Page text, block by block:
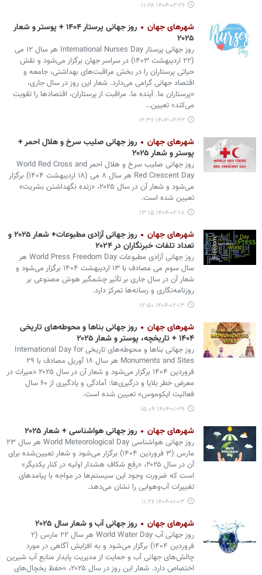
۱۴۰۴-۰۲-۲۶ ۱۱:۲۸
شهرهای جهان
روز جهانی پرستار ۱۴۰۴ + پوستر و شعار
۲۰۲۵
روز جهانی پرستار International Nurses Day هر سال ۱۲ می
(۲۲ اردیبهشت ۱۴۰۳) در سراسر جهان برگزار می‌شود و نقش‌
حیاتی پرستاران را در بخش مراقبت‌های بهداشتی، جامعه و
اقتصاد جهانی گرامی می‌دارد. شعار این روز در سال جاری،
«پرستاران ما. آینده ما. مراقبت از پرستاران، اقتصادها را تقویت
می‌کند» تعیین…
۱۴۰۴-۰۲-۲۲ ۱۲:۳۶
شهرهای جهان
روز جهانی صلیب سرخ و هلال احمر +
پوستر و شعار ۲۰۲۵
روز جهانی صلیب سرخ و هلال احمر World Red Cross and
Red Crescent Day هر سال ۸ می (۱۸ اردیبهشت ۱۴۰۴) برگزار
می‌شود و شعار آن در سال ۲۰۲۵، «زنده نگهداشتن بشریت»
تعیین شده است.
۱۴۰۴-۰۲-۱۸ ۱۳:۱۵
شهرهای جهان
روز جهانی آزادی مطبوعات+ شعار ۲۰۲۵ و
تعداد تلفات خبرنگاران در ۲۰۲۴
روز جهانی آزادی مطبوعات World Press Freedom Day هر
سال سوم می مصادف با ۱۳ اردیبهشت ۱۴۰۴ برگزار می‌شود و
شعار آن در سال جاری بر تأثیر چشمگیر هوش مصنوعی بر
روزنامه‌نگاری و رسانه‌ها تمرکز دارد.
۱۴۰۴-۰۲-۱۳ ۱۲:۵۰
شهرهای جهان
روز جهانی بناها و محوطه‌های تاریخی
۱۴۰۴ + تاریخچه، پوستر و شعار ۲۰۲۵
روز جهانی بناها و محوطه‌های تاریخی International Day for
Monuments and Sites هر سال ۱۸ آوریل مصادف با ۲۹
فروردین ۱۴۰۴ برگزار می‌شود و شعار آن در سال ۲۰۲۵ «میراث در
معرض خطر بلایا و درگیری‌ها: آمادگی و یادگیری از ۶۰ سال
فعالیت ایکوموس» تعیین شده است.
۱۴۰۴-۰۱-۲۹ ۱۵:۰۹
شهرهای جهان روز جهانی هواشناسی + شعار ۲۰۲۵
روز جهانی هواشناسی World Meteorological Day هر سال ۲۳
مارس (۳ فروردین ۱۴۰۴) برگزار می‌شود و شعار تعیین‌شده برای
آن در سال ۲۰۲۵، «رفع شکاف هشدار اولیه در کنار یکدیگر»
است که ضرورت وجود این سیستم‌ها در مواجه با پیامدهای
تغییرات آب‌وهوایی را نشان می‌دهد.
۱۴۰۴-۰۱-۰۳ ۱۱:۲۶
شهرهای جهان روز جهانی آب و شعار سال ۲۰۲۵
روز جهانی آب World Water Day هر سال ۲۲ مارس (۲
فروردین ۱۴۰۴) برگزار می‌شود و به افزایش آگاهی در مورد
چالش‌های جهانی آب و حمایت از مدیریت پایدار منابع آب شیرین
اختصاص دارد. شعار این روز در سال ۲۰۲۵، «حفظ یخچال‌های